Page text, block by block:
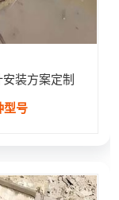
装方案定制
型号